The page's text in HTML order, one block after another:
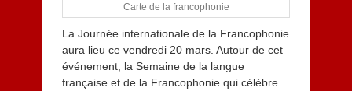
Carte de la francophonie
La Journée internationale de la Francophonie
aura lieu ce vendredi 20 mars. Autour de cet
événement, la Semaine de la langue
française et de la Francophonie qui célèbre